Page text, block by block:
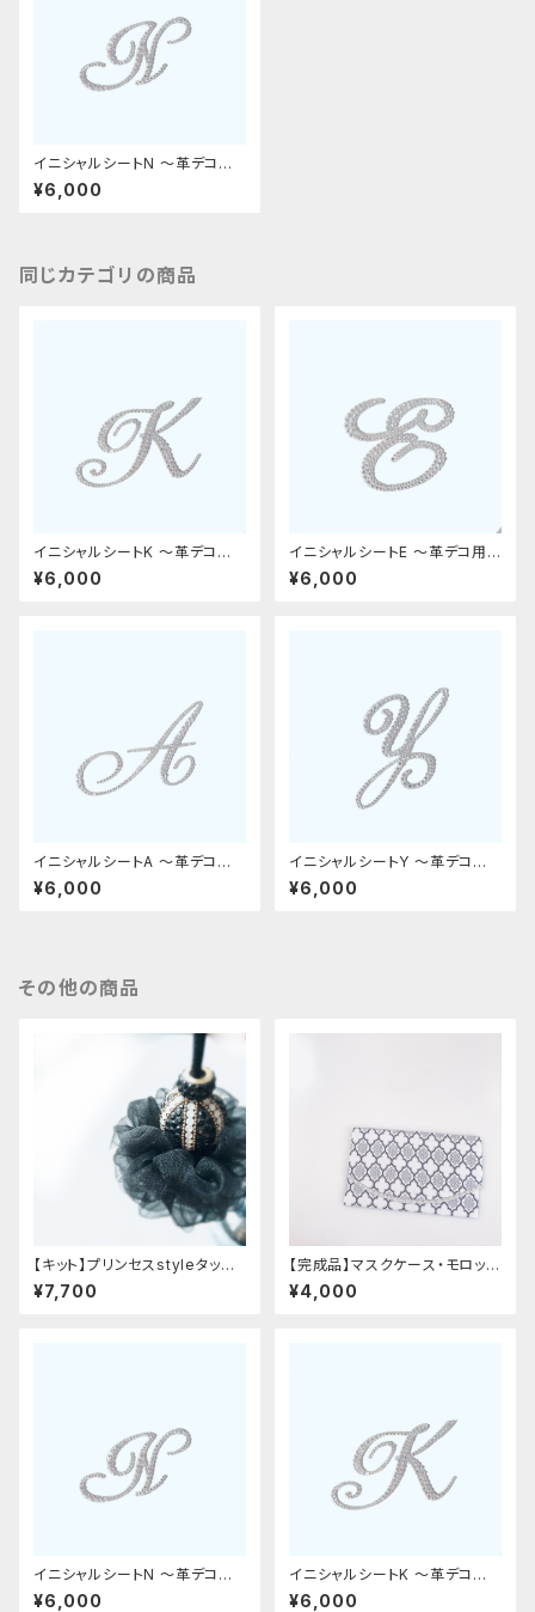
イニシャルシートN 〜革デコ用
フィット〜
¥6,000
同じカテゴリの商品
イニシャルシートK 〜革デコ用フ
ィット〜
¥6,000
イニシャルシートE 〜革デコ用フ
ィット〜
¥6,000
イニシャルシートA 〜革デコ用フ
ィット〜
¥6,000
イニシャルシートY 〜革デコ用フ
ィット〜
¥6,000
その他の商品
【キット】プリンセスstyleタッセ
ル
¥7,700
【完成品】マスクケース・モロッカ
ン柄
¥4,000
イニシャルシートN 〜革デコ用
フィット〜
¥6,000
イニシャルシートK 〜革デコ用フ
ィット〜
¥6,000